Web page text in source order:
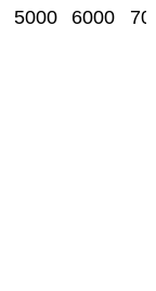
5000 6000